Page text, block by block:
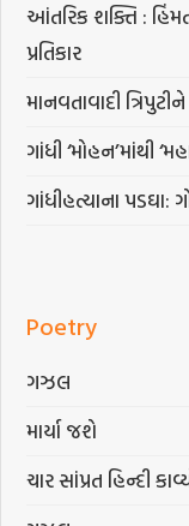
આંતરિક શક્તિ :
પ્રતિકાર
માનવતાવાદી
ગાંધી ‘મોહન’માંથી
ગાંધીહત્યાના
Poetry
ગઝલ
માર્યા જશે
ચાર સાંપ્રત હિન્દી